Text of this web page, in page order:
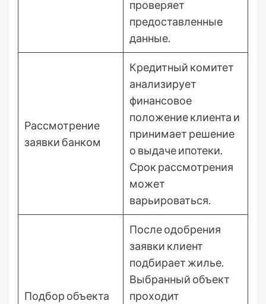
проверяет
предоставленные
данные.
Рассмотрение
заявки банком
Кредитный комитет
анализирует
финансовое
положение клиента и
принимает решение
о выдаче ипотеки.
Срок рассмотрения
может
варьироваться.
Подбор объекта
После одобрения
заявки клиент
подбирает жилье.
Выбранный объект
проходит